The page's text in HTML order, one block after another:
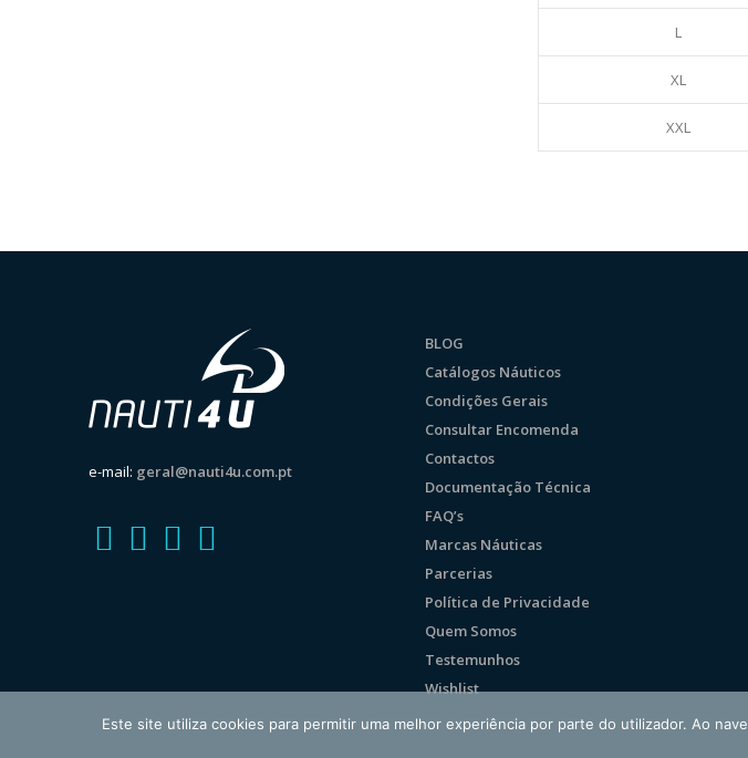
L
XL
XXL
e-mail: geral@nauti4u.com.pt
BLOG
Catálogos Náuticos
Condições Gerais
Consultar Encomenda
Contactos
Documentação Técnica
FAQ’s
Marcas Náuticas
Parcerias
Política de Privacidade
Quem Somos
Testemunhos
Wishlist
Este site utiliza cookies para permitir uma melhor experiência por parte do utilizador. Ao